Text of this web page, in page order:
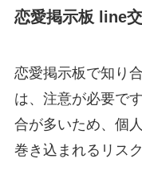
恋愛掲示板 line
恋愛掲示板で知り
は、注意が必要で
合が多いため、個
巻き込まれるリス